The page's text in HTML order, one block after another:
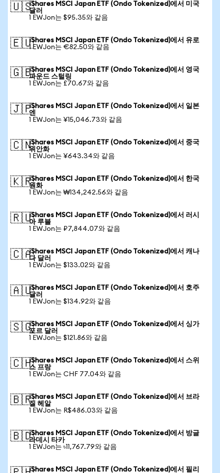
🇺🇸iShares MSCI Japan ETF (Ondo Tokenized)에서 미국
달러
1 EWJon는 $95.35와 같음
🇪🇺iShares MSCI Japan ETF (Ondo Tokenized)에서 유로
1 EWJon는 €82.50와 같음
🇬🇧iShares MSCI Japan ETF (Ondo Tokenized)에서 영국
파운드 스털링
1 EWJon는 £70.67와 같음
🇯🇵iShares MSCI Japan ETF (Ondo Tokenized)에서 일본
엔
1 EWJon는 ¥15,046.73와 같음
🇨🇳iShares MSCI Japan ETF (Ondo Tokenized)에서 중국
위안화
1 EWJon는 ¥643.34와 같음
🇰🇷iShares MSCI Japan ETF (Ondo Tokenized)에서 한국
원화
1 EWJon는 ₩134,242.56와 같음
🇷🇺iShares MSCI Japan ETF (Ondo Tokenized)에서 러시
아 루블
1 EWJon는 ₽7,844.07와 같음
🇨🇦iShares MSCI Japan ETF (Ondo Tokenized)에서 캐나
다 달러
1 EWJon는 $133.02와 같음
🇦🇺iShares MSCI Japan ETF (Ondo Tokenized)에서 호주
달러
1 EWJon는 $134.92와 같음
🇸🇬iShares MSCI Japan ETF (Ondo Tokenized)에서 싱가
포르 달러
1 EWJon는 $121.86와 같음
🇨🇭iShares MSCI Japan ETF (Ondo Tokenized)에서 스위
스 프랑
1 EWJon는 CHF 77.04와 같음
🇧🇷iShares MSCI Japan ETF (Ondo Tokenized)에서 브라
질 헤알
1 EWJon는 R$486.03와 같음
🇧🇩iShares MSCI Japan ETF (Ondo Tokenized)에서 방글
라데시 타카
1 EWJon는 ৳11,767.79와 같음
iShares MSCI Japan ETF (Ondo Tokenized)에서 필리